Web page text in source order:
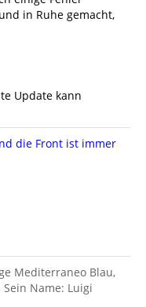
in Ruhe gemacht,
Update kann
die Front ist immer
Mediterraneo Blau,
Name: Luigi